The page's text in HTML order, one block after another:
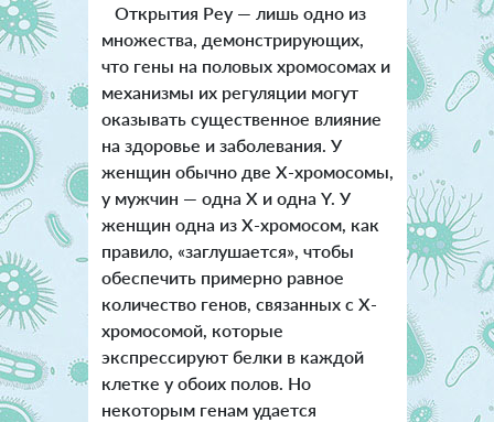
Открытия Реу — лишь одно из
множества, демонстрирующих,
что гены на половых хромосомах и
механизмы их регуляции могут
оказывать существенное влияние
на здоровье и заболевания. У
женщин обычно две Х-хромосомы,
у мужчин — одна Х и одна Y. У
женщин одна из Х-хромосом, как
правило, «заглушается», чтобы
обеспечить примерно равное
количество генов, связанных с Х-
хромосомой, которые
экспрессируют белки в каждой
клетке у обоих полов. Но
некоторым генам удается